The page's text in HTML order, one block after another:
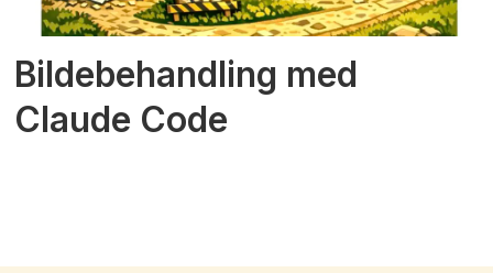
Bildebehandling med
Claude Code